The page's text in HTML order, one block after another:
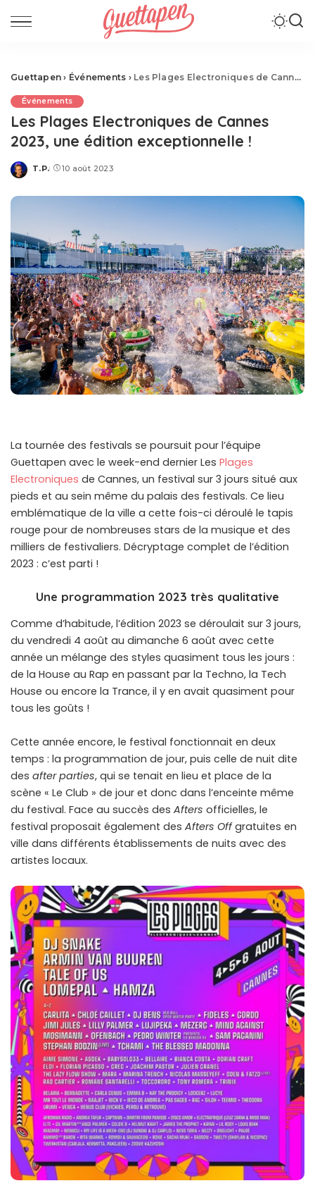
Guettapen › Événements › Les Plages Electroniques de Cannes 2023, une édition exceptionnelle !
Événements
Les Plages Electroniques de Cannes
2023, une édition exceptionnelle !
Posted
T.P. 10 août 2023
La tournée des festivals se poursuit pour l’équipe
Guettapen avec le week-end dernier Les Plages
Electroniques de Cannes, un festival sur 3 jours situé aux
pieds et au sein même du palais des festivals. Ce lieu
emblématique de la ville a cette fois-ci déroulé le tapis
rouge pour de nombreuses stars de la musique et des
milliers de festivaliers. Décryptage complet de l’édition
2023 : c’est parti !
Une programmation 2023 très qualitative
Comme d’habitude, l’édition 2023 se déroulait sur 3 jours,
du vendredi 4 août au dimanche 6 août avec cette
année un mélange des styles quasiment tous les jours :
de la House au Rap en passant par la Techno, la Tech
House ou encore la Trance, il y en avait quasiment pour
tous les goûts !
Cette année encore, le festival fonctionnait en deux
temps : la programmation de jour, puis celle de nuit dite
des after parties, qui se tenait en lieu et place de la
scène « Le Club » de jour et donc dans l’enceinte même
du festival. Face au succès des Afters officielles, le
festival proposait également des Afters Offgratuites en
ville dans différents établissements de nuits avec des
artistes locaux.